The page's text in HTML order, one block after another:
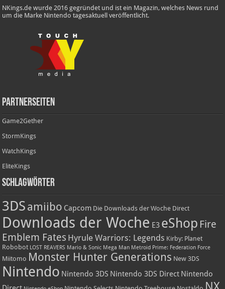
NKings.de wurde 2016 gegründet und ist ein Magazin, welches News rund
um die Marke Nintendo tagesaktuell veröffentlicht.
Partnerseiten
Game2Gether
StormKings
WatchKings
EliteKings
Schlagwörter
3DS amiibo Capcom Die Downloads der Woche Direct
Downloads der Woche E3 eShop Fire
Emblem Fates Hyrule Warriors: Legends Kirby: Planet
Robobot LOST REAVERS Mario & Sonic Mega Man Metroid Prime: Federation Force
Miitomo Monster Hunter Generations New 3DS
Nintendo Nintendo 3DS Nintendo 3DS Direct Nintendo